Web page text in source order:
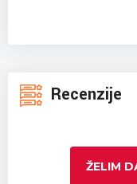
Recenzije
ŽELIM